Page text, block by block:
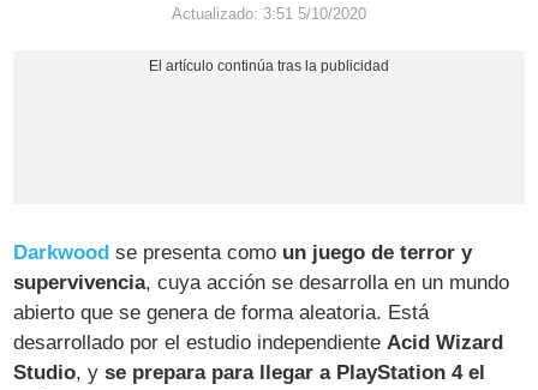
Actualizado: 3:51 5/10/2020
Darkwood se presenta como un juego de terror y
supervivencia, cuya acción se desarrolla en un mundo
abierto que se genera de forma aleatoria. Está
desarrollado por el estudio independienteAcid Wizard
Studio, yse prepara para llegar a PlayStation 4 el